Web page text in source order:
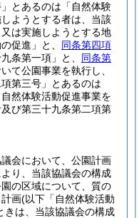
とあるのは「自然体験
ようとする者は、当該
は実施しようとする地
促進」と、 同条第四項
条第一項」と、 同条第
て公園事業を執行し、
第三号」とあるのは
然体験活動促進事業を
び第三十九条第二項第
会において、公園計画
り、当該協議会の構成
の区域について、質の
画(以下「自然体験活動
きは、当該協議会の構成